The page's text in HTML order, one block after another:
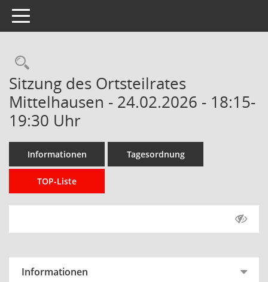
Toggle navigation
Rechercheauswahl
Sitzung des Ortsteilrates
Mittelhausen - 24.02.2026 - 18:15-
19:30 Uhr
Informationen Tagesordnung
TOP-Liste
Informationen